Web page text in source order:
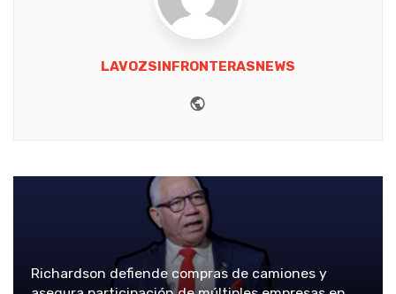
LAVOZSINFRONTERASNEWS
Richardson defiende compras de camiones y